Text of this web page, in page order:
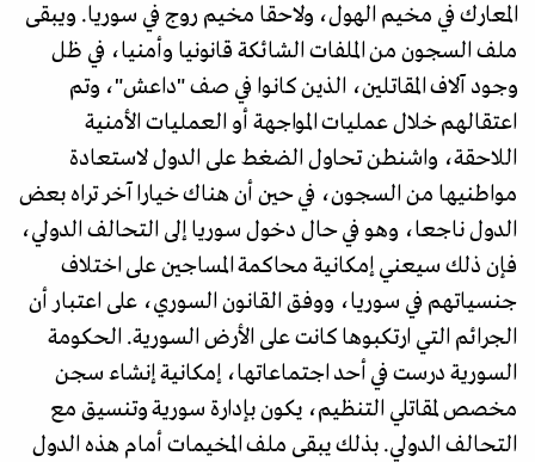
المعارك في مخيم الهول، ولاحقا مخيم روج في سوريا. ويبقى
ملف السجون من الملفات الشائكة قانونيا وأمنيا، في ظل
وجود آلاف المقاتلين، الذين كانوا في صف "داعش"، وتم
اعتقالهم خلال عمليات المواجهة أو العمليات الأمنية
اللاحقة، واشنطن تحاول الضغط على الدول لاستعادة
مواطنيها من السجون، في حين أن هناك خيارا آخر تراه بعض
الدول ناجعا، وهو في حال دخول سوريا إلى التحالف الدولي،
فإن ذلك سيعني إمكانية محاكمة المساجين على اختلاف
جنسياتهم في سوريا، ووفق القانون السوري، على اعتبار أن
الجرائم التي ارتكبوها كانت على الأرض السورية. الحكومة
السورية درست في أحد اجتماعاتها، إمكانية إنشاء سجن
مخصص لمقاتلي التنظيم، يكون بإدارة سورية وتنسيق مع
التحالف الدولي. بذلك يبقى ملف المخيمات أمام هذه الدول